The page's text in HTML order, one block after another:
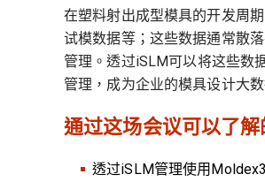
在塑料射出成型模具的开发周
试模数据等；这些数据通常散
管理。透过iSLM可以将这些数
管理，成为企业的模具设计大数
通过这场会议可以了
透过iSLM管理使用